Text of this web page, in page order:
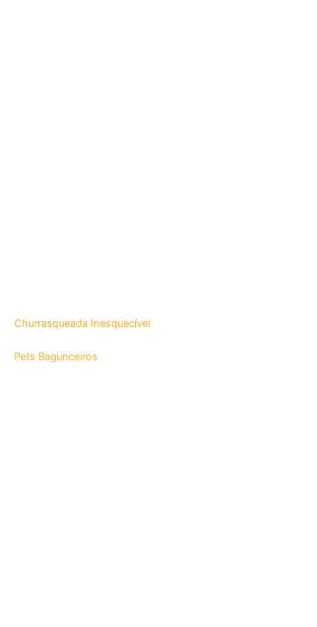
Churrasqueada Inesquecível
Pets Bagunceiros